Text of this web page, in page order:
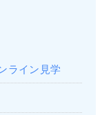
イン見学